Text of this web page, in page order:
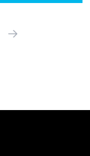
próximo